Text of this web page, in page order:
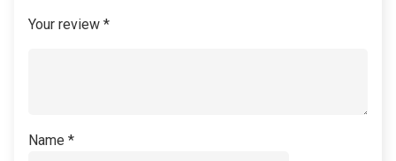
Your review *
Name *